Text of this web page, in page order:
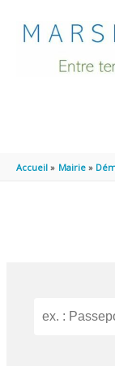
Accueil Mairie